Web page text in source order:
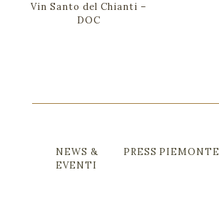
Vin Santo del Chianti –
DOC
NEWS &
EVENTI
PRESS PIEMONTE